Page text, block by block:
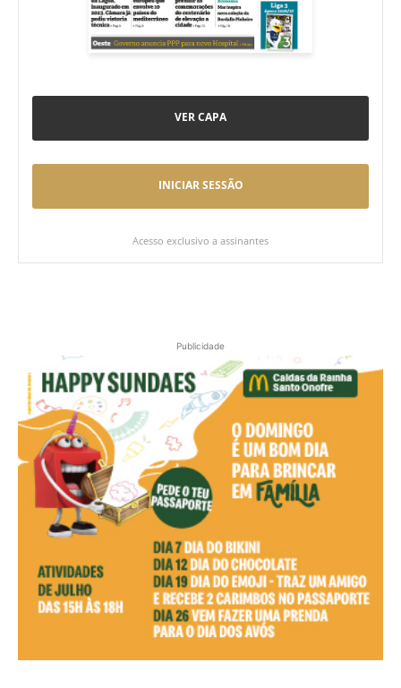
VER CAPA
INICIAR SESSÃO
Acesso exclusivo a assinantes
Publicidade